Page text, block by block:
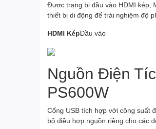
Được trang bị đầu vào HDMI kép,
thiết bị di động để trải nghiệm độ
HDMI KépĐầu vào
Nguồn Điện
PS600W
Cổng USB tích hợp với công suất
bộ điều hợp nguồn riêng cho các